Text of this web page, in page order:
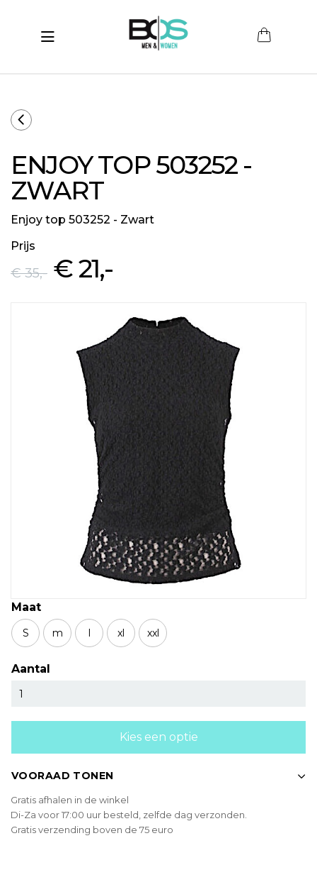
(Men)
(Sale)
Toggle navigation
ENJOY TOP 503252 -
ZWART
Enjoy top 503252 - Zwart
Prijs
€ 35,- € 21,-
Maat
S m l xl xxl
Aantal
Kies een optie
VOORAAD TONEN
Gratis afhalen in de winkel
Di-Za voor 17:00 uur besteld, zelfde dag verzonden.
Gratis verzending boven de 75 euro